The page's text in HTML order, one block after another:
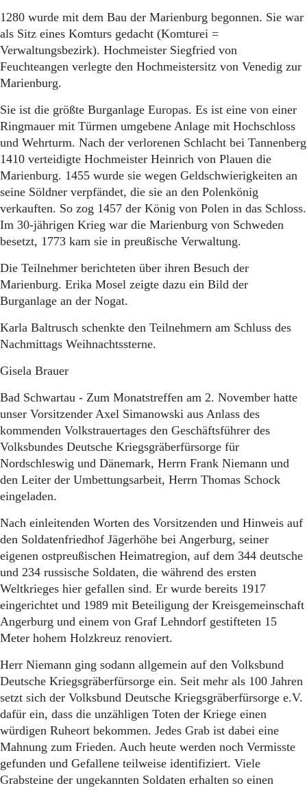
1280 wurde mit dem Bau der Marienburg begonnen. Sie war
als Sitz eines Komturs gedacht (Komturei =
Verwaltungsbezirk). Hochmeister Siegfried von
Feuchteangen verlegte den Hochmeistersitz von Venedig zur
Marienburg.
Sie ist die größte Burganlage Europas. Es ist eine von einer
Ringmauer mit Türmen umgebene Anlage mit Hochschloss
und Wehrturm. Nach der verlorenen Schlacht bei Tannenberg
1410 verteidigte Hochmeister Heinrich von Plauen die
Marienburg. 1455 wurde sie wegen Geldschwierigkeiten an
seine Söldner verpfändet, die sie an den Polenkönig
verkauften. So zog 1457 der König von Polen in das Schloss.
Im 30-jährigen Krieg war die Marienburg von Schweden
besetzt, 1773 kam sie in preußische Verwaltung.
Die Teilnehmer berichteten über ihren Besuch der
Marienburg. Erika Mosel zeigte dazu ein Bild der
Burganlage an der Nogat.
Karla Baltrusch schenkte den Teilnehmern am Schluss des
Nachmittags Weihnachtssterne.
Gisela Brauer
Bad Schwartau - Zum Monatstreffen am 2. November hatte
unser Vorsitzender Axel Simanowski aus Anlass des
kommenden Volkstrauertages den Geschäftsführer des
Volksbundes Deutsche Kriegsgräberfürsorge für
Nordschleswig und Dänemark, Herrn Frank Niemann und
den Leiter der Umbettungsarbeit, Herrn Thomas Schock
eingeladen.
Nach einleitenden Worten des Vorsitzenden und Hinweis auf
den Soldatenfriedhof Jägerhöhe bei Angerburg, seiner
eigenen ostpreußischen Heimatregion, auf dem 344 deutsche
und 234 russische Soldaten, die während des ersten
Weltkrieges hier gefallen sind. Er wurde bereits 1917
eingerichtet und 1989 mit Beteiligung der Kreisgemeinschaft
Angerburg und einem von Graf Lehndorf gestifteten 15
Meter hohem Holzkreuz renoviert.
Herr Niemann ging sodann allgemein auf den Volksbund
Deutsche Kriegsgräberfürsorge ein. Seit mehr als 100 Jahren
setzt sich der Volksbund Deutsche Kriegsgräberfürsorge e.V.
dafür ein, dass die unzähligen Toten der Kriege einen
würdigen Ruheort bekommen. Jedes Grab ist dabei eine
Mahnung zum Frieden. Auch heute werden noch Vermisste
gefunden und Gefallene teilweise identifiziert. Viele
Grabsteine der ungekannten Soldaten erhalten so einen